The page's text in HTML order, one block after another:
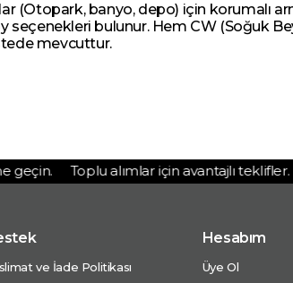
banyo, depo) için korumalı
seçenekleri bulunur. Hem CW (Soğuk
mevcuttur.
Toplu alımlar için avantajlı teklifler.
ve İade Politikası
Hesabım
Üye Ol